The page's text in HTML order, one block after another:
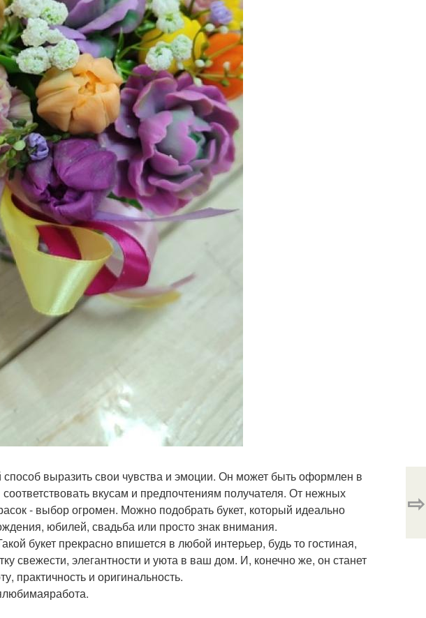
выразить свои чувства и эмоции. Он может быть оформлен в
вкусам и предпочтениям получателя. От нежных
- выбор огромен. Можно подобрать букет, который идеально
юбилей, свадьба или просто знак внимания.
букет прекрасно впишется в любой интерьер, будь то гостиная,
свежести, элегантности и уюта в ваш дом. И, конечно же, он станет
практичность и оригинальность.
⇨